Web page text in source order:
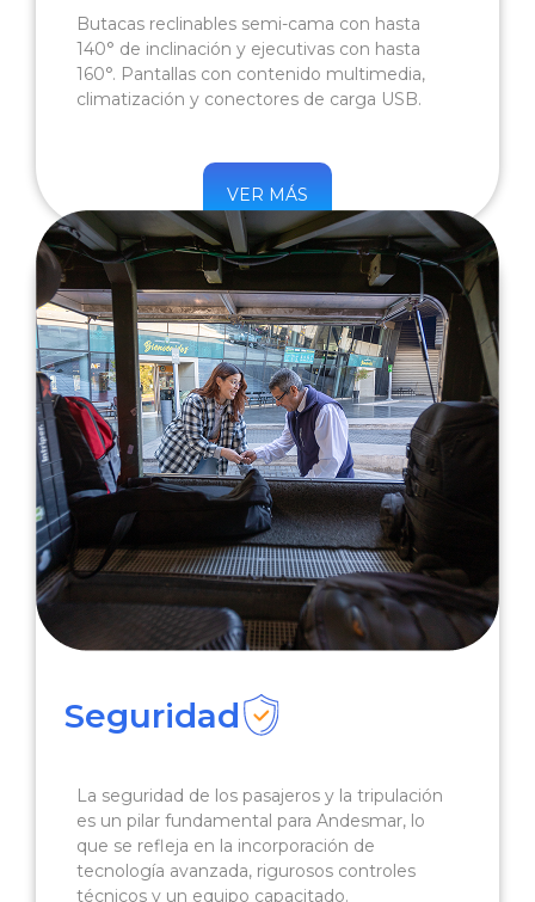
Butacas reclinables semi-cama con hasta
140° de inclinación y ejecutivas con hasta
160°. Pantallas con contenido multimedia,
climatización y conectores de carga USB.
VER MÁS
Seguridad
La seguridad de los pasajeros y la tripulación
es un pilar fundamental para Andesmar, lo
que se refleja en la incorporación de
tecnología avanzada, rigurosos controles
técnicos y un equipo capacitado.